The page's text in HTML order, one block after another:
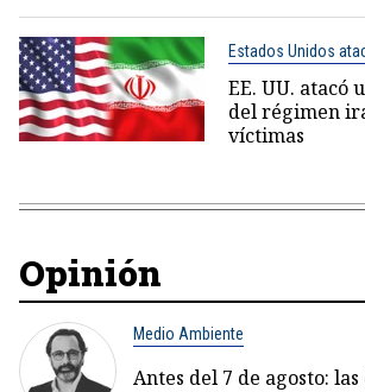
Estados Unidos
EE. UU. atacó
del régimen
víctimas
Opinión
Medio Ambiente
Antes del 7 de agosto: